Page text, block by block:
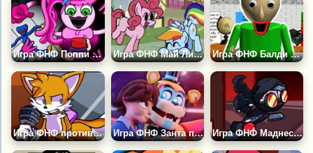
Игра ФНФ Поппи Плейтайм: Мама Длинные Ноги Игра ФНФ Май Литл Пони: Сила в Гриве Игра ФНФ Балди Фантайм
Игра ФНФ против Тейлза: Тёмный Дневник Игра ФНФ Занта против ФНАФ Секьюрити Брич Игра ФНФ Маднесс Комбат: Бешеная Стая